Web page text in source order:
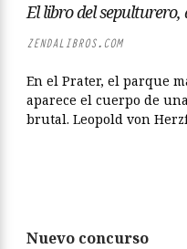
El libro del sepulturero,
ZENDALIBROS.COM
En el Prater, el parque
aparece el cuerpo de
brutal. Leopold von
Nuevo concurso